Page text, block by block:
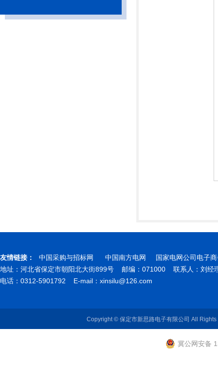
友情链接： 中国采购与招标网 中国南方电网
国家电网公司电子
地址：河北省保定市朝阳北大街899号 邮编：071000 联系人：刘
电话：0312-5901792 E-mail： xinsilu@126.com
Copyright © 保定市新思路电子有限公司 All
冀公网安备